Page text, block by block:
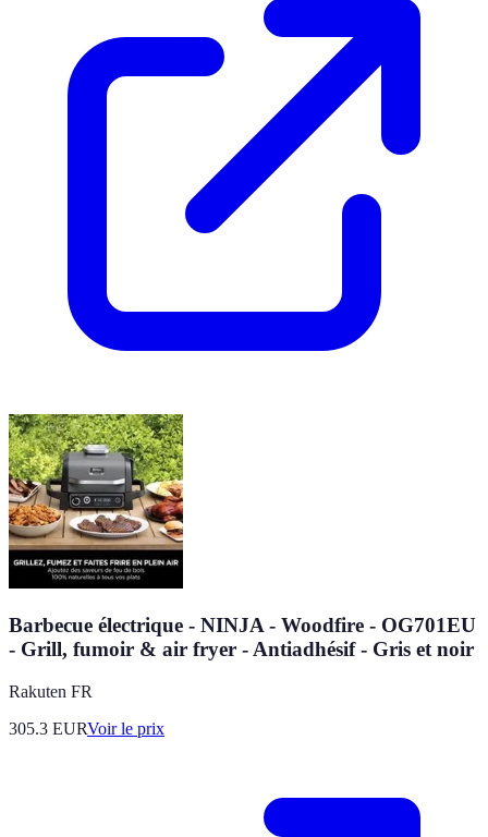
Barbecue électrique - NINJA - Woodfire - OG701EU
- Grill, fumoir & air fryer - Antiadhésif - Gris et noir
Rakuten FR
305.3 EURVoir le prix